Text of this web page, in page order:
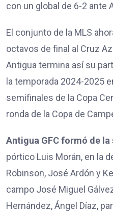
con un global de 6-2 ante
El conjunto de la MLS
octavos de final al Cruz
Antigua termina así su
la temporada 2024-2025
semifinales de la Copa
ronda de la Copa de
Antigua GFC formó de
pórtico Luis Morán, en la
Robinson, José Ardón y
campo José Miguel
Hernández, Ángel Díaz,